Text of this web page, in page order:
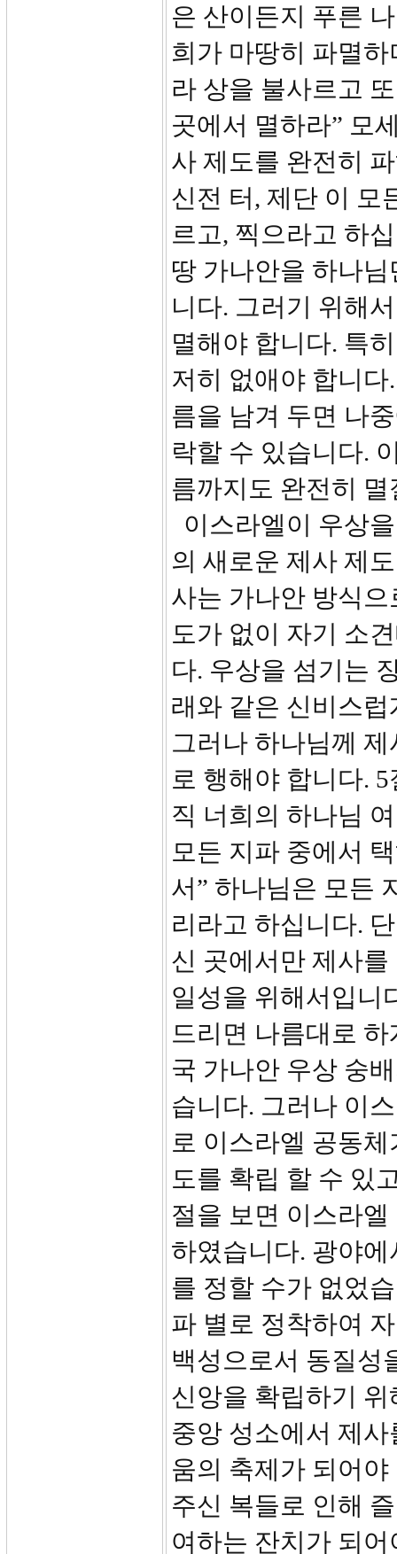
은 산이든지 푸른
희가 마땅히 파멸
라 상을 불사르고
곳에서 멸하라” 모
사 제도를 완전히
신전 터, 제단 이 모
르고, 찍으라고 하
땅 가나안을 하나
니다. 그러기 위해
멸해야 합니다. 특
저히 없애야 합니
름을 남겨 두면 나
락할 수 있습니다.
름까지도 완전히
이스라엘이 우상
의 새로운 제사 제
사는 가나안 방식
도가 없이 자기 소
다. 우상을 섬기는
래와 같은 신비스
그러나 하나님께
로 행해야 합니다.
직 너희의 하나님
모든 지파 중에서
서” 하나님은 모든
리라고 하십니다.
신 곳에서만 제사
일성을 위해서입니
드리면 나름대로
국 가나안 우상 숭
습니다. 그러나 이
로 이스라엘 공동
도를 확립 할 수 있
절을 보면 이스라
하였습니다. 광야
를 정할 수가 없었
파 별로 정착하여
백성으로서 동질성
신앙을 확립하기
중앙 성소에서 제
움의 축제가 되어
주신 복들로 인해
여하는 잔치가 되